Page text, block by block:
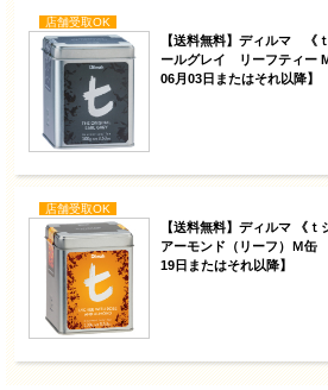
店舗受取OK
【送料無料】ディルマ 《
ールグレイ リーフティー
06月03日またはそれ以降】
店舗受取OK
【送料無料】ディルマ 《
アーモンド（リーフ）Ｍ缶
19日またはそれ以降】